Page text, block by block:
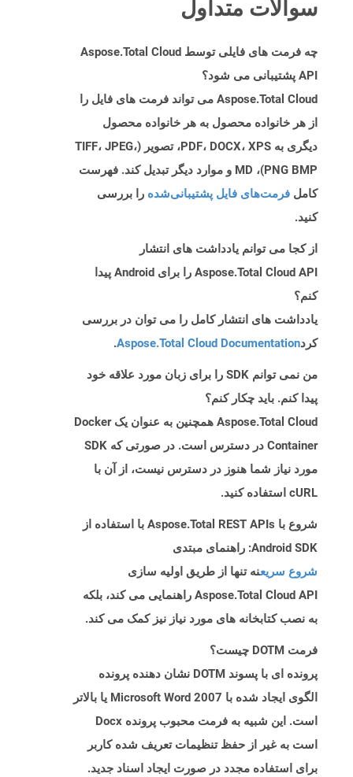
سوالات متداول
چه فرمت های فایلی توسط Aspose.Total Cloud
API پشتیبانی می شود؟
Aspose.Total Cloud می تواند فرمت های فایل را
از هر خانواده محصول به هر خانواده محصول
دیگری به PDF، DOCX، XPS، تصویر (TIFF، JPEG،
PNG BMP)، MD و موارد دیگر تبدیل کند. فهرست
کامل فرمت‌های فایل پشتیبانی‌شده را بررسی
کنید.
از کجا می توانم یادداشت های انتشار
Aspose.Total Cloud API را برای Android پیدا
کنم؟
یادداشت های انتشار کامل را می توان در بررسی
کردAspose.Total Cloud Documentation
.
من نمی توانم SDK را برای زبان مورد علاقه خود
پیدا کنم. باید چکار کنم؟
Aspose.Total Cloud همچنین به عنوان یک Docker
Container در دسترس است. در صورتی که SDK
مورد نیاز شما هنوز در دسترس نیست، از آن با
cURL استفاده کنید.
شروع با Aspose.Total REST APIs با استفاده از
Android SDK: راهنمای مبتدی
شروع سریعنه تنها از طریق اولیه سازی
Aspose.Total Cloud API راهنمایی می کند، بلکه
به نصب کتابخانه های مورد نیاز نیز کمک می کند.
فرمت DOTM چیست؟
پرونده ای با پسوند DOTM نشان دهنده پرونده
الگوی ایجاد شده با Microsoft Word 2007 یا بالاتر
است. این شبیه به فرمت محبوب پرونده Docx
است به غیر از حفظ تنظیمات تعریف شده کاربر
برای استفاده مجدد در صورت ایجاد اسناد جدید.